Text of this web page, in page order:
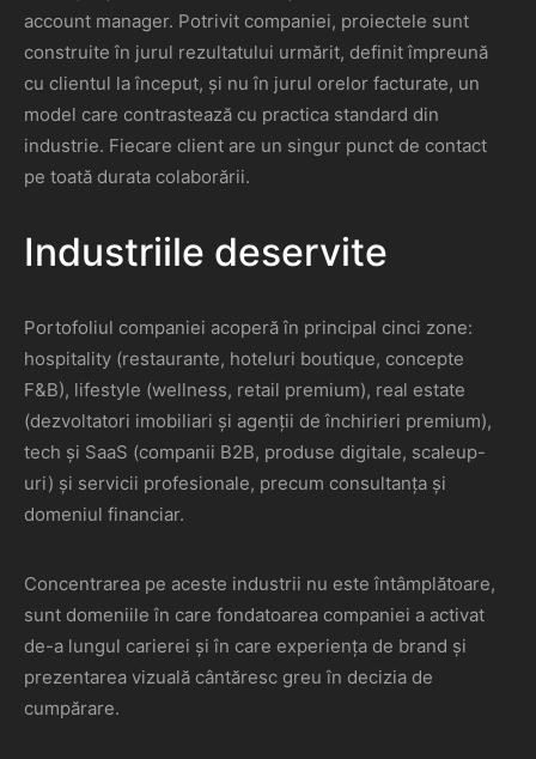
account manager. Potrivit companiei, proiectele sunt
construite în jurul rezultatului urmărit, definit împreună
cu clientul la început, și nu în jurul orelor facturate, un
model care contrastează cu practica standard din
industrie. Fiecare client are un singur punct de contact
pe toată durata colaborării.
Industriile deservite
Portofoliul companiei acoperă în principal cinci zone:
hospitality (restaurante, hoteluri boutique, concepte
F&B), lifestyle (wellness, retail premium), real estate
(dezvoltatori imobiliari și agenții de închirieri premium),
tech și SaaS (companii B2B, produse digitale, scaleup-
uri) și servicii profesionale, precum consultanța și
domeniul financiar.
Concentrarea pe aceste industrii nu este întâmplătoare,
sunt domeniile în care fondatoarea companiei a activat
de-a lungul carierei și în care experiența de brand și
prezentarea vizuală cântăresc greu în decizia de
cumpărare.